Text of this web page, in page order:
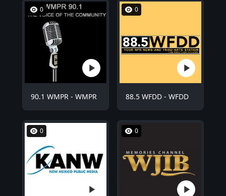
0
90.1 WMPR - WMPR
0
88.5 WFDD - WFDD
0 0